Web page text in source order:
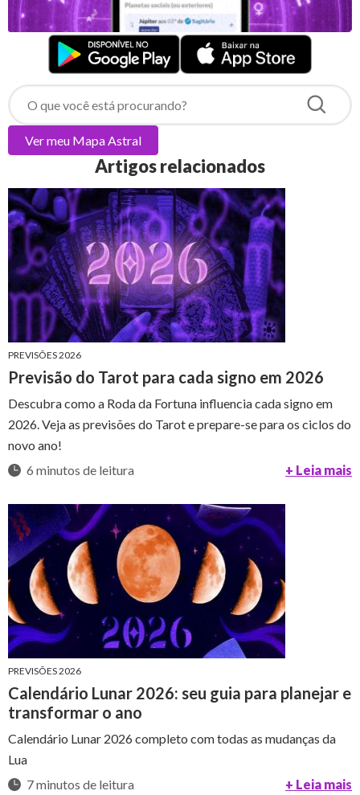
Ver meu Mapa Astral
Artigos relacionados
PREVISÕES 2026
Previsão do Tarot para cada signo em 2026
Descubra como a Roda da Fortuna influencia cada signo em
2026. Veja as previsões do Tarot e prepare-se para os ciclos do
novo ano!
6 minutos de leitura
+ Leia mais
PREVISÕES 2026
Calendário Lunar 2026: seu guia para planejar e
transformar o ano
Calendário Lunar 2026 completo com todas as mudanças da
Lua
7 minutos de leitura
+ Leia mais